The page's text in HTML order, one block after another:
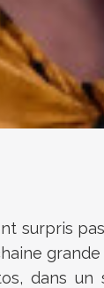
surpris
dans